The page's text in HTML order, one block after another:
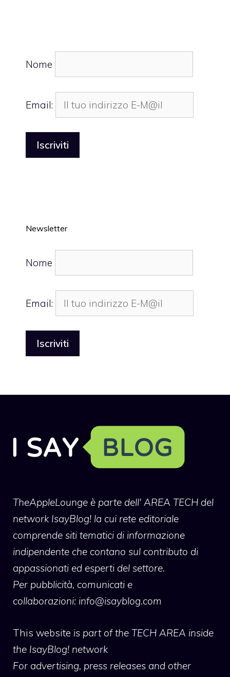
Nome
Email:
Newsletter
Nome
Email:
TheAppleLounge è parte dell' AREA TECH del
network IsayBlog! la cui rete editoriale
comprende siti tematici di informazione
indipendente che contano sul contributo di
appassionati ed esperti del settore.
Per pubblicità, comunicati e
collaborazioni: info@isayblog.com
This website is part of the TECH AREA inside
the IsayBlog! network
For advertising, press releases and other